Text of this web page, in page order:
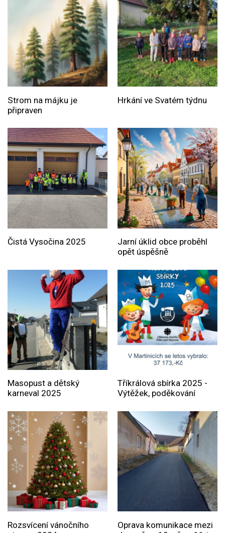
Strom na májku je
připraven
Hrkání ve Svatém týdnu
Čistá Vysočina 2025
Jarní úklid obce proběhl
opět úspěšně
Masopust a dětský
karneval 2025
Tříkrálová sbírka 2025 -
Výtěžek, poděkování
Rozsvícení vánočního
Oprava komunikace mezi